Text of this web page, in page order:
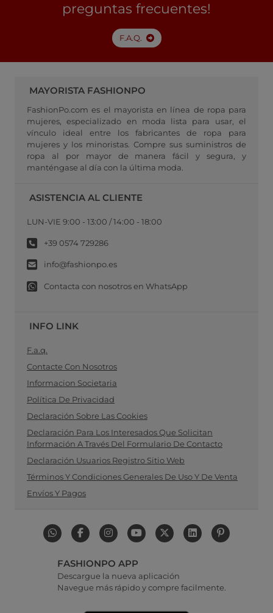
preguntas frecuentes!
F.A.Q.
MAYORISTA FASHIONPO
FashionPo.com es el mayorista en línea de ropa para
mujeres, especializado en moda lista para usar, el
vínculo ideal entre los fabricantes de ropa para
mujeres y los minoristas. Compre sus suministros de
ropa al por mayor de manera fácil y segura, y
manténgase al día con la última moda.
ASISTENCIA AL CLIENTE
LUN-VIE 9:00 - 13:00 / 14:00 - 18:00
+39 0574 729286
info@fashionpo.es
Contacta con nosotros en WhatsApp
INFO LINK
F.a.q.
Contacte Con Nosotros
Informacion Societaria
Política De Privacidad
Declaración Sobre Las Cookies
Declaración Para Los Interesados Que Solicitan
Información A Través Del Formulario De Contacto
Declaración Usuarios Registro Sitio Web
Términos Y Condiciones Generales De Uso Y De Venta
Envíos Y Pagos
FASHIONPO APP
Descargue la nueva aplicación
Navegue más rápido y compre facilmente.